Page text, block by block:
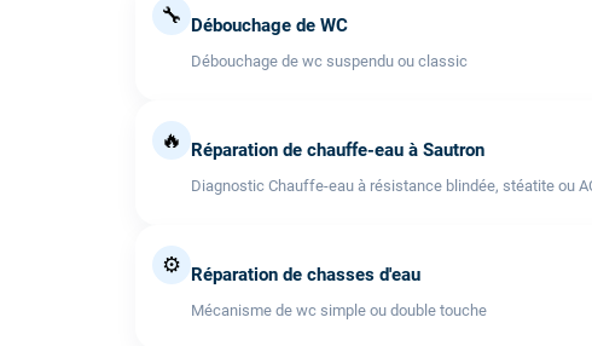
🔧 Débouchage de WC
Débouchage de wc suspendu ou classic
🔥 Réparation de chauffe-eau à Sautron
Diagnostic Chauffe-eau à résistance blindée, stéatite ou
⚙️ Réparation de chasses d'eau
Mécanisme de wc simple ou double touche